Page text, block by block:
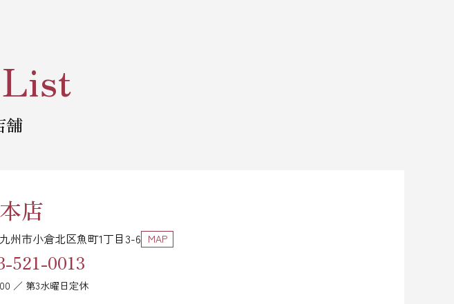
舗
店
州市小倉北区魚町1丁目3-6 MAP
521-0013
／ 第3水曜日定休